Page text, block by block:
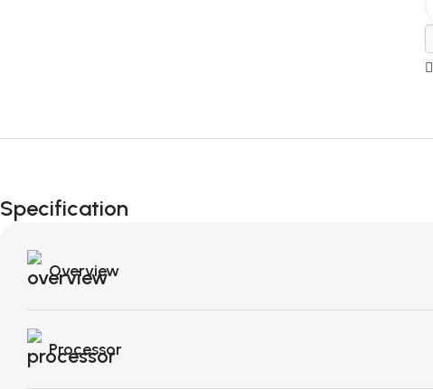
Specification
Overview
Processor